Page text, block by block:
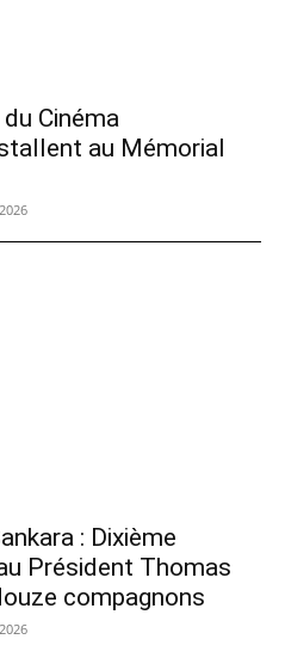
Cinéma
au Mémorial
: Dixième
Président Thomas
compagnons